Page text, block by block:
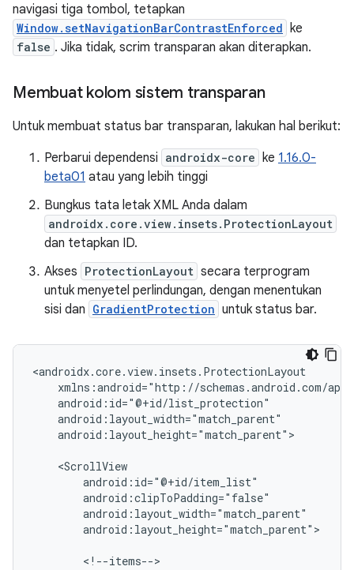
navigasi tiga tombol, tetapkan
Window.setNavigationBarContrastEnforced ke
false . Jika tidak, scrim transparan akan diterapkan.
Membuat kolom sistem transparan
Untuk membuat status bar transparan, lakukan hal berikut:
Perbarui dependensi androidx-core ke 1.16.0-
beta01 atau yang lebih tinggi
Bungkus tata letak XML Anda dalam
androidx.core.view.insets.ProtectionLayout
dan tetapkan ID.
Akses ProtectionLayout secara terprogram
untuk menyetel perlindungan, dengan menentukan
sisi dan GradientProtection untuk status bar.
android:layout_height="match_parent">
android:layout_height="match_parent">
<!--items-->